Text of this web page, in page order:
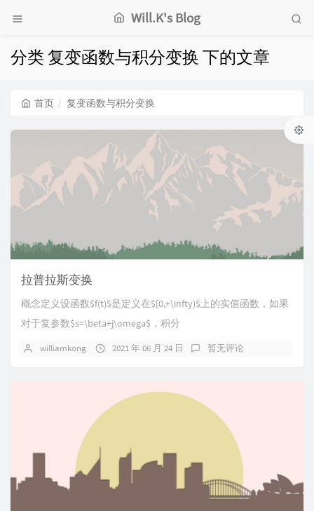
Will.K's Blog
分类 复变函数与积分变换 下的文章
首页 复变函数与积分变换
拉普拉斯变换
概念定义设函数$f(t)$是定义在$[0,+\infty)$上的实值函数，如果
对于复参数$s=\beta+j\omega$，积分
williamkong 2021 年 06 月 24 日 暂无评论